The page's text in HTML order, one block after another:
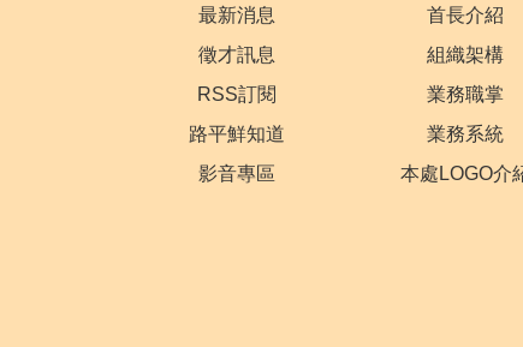
最新消息
徵才訊息
RSS訂閱
路平鮮知道
影音專區
首長介紹
組織架構
業務職掌
業務系統
本處LOGO介